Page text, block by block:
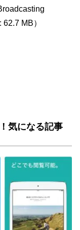
MB）
気になる記事